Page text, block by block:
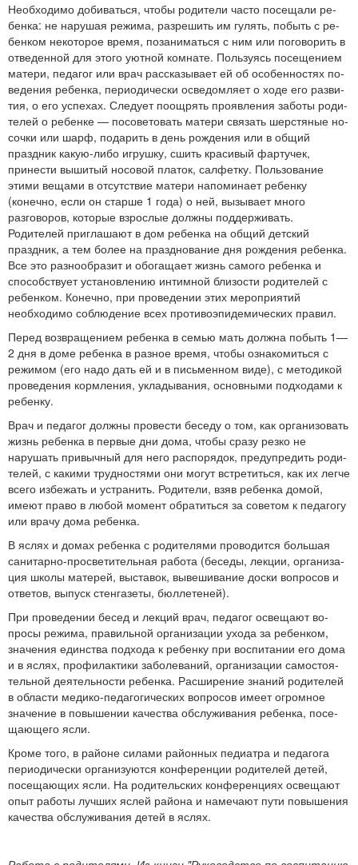
Необходимо добиваться, чтобы родители часто посещали ре­
бенка: не нарушая режима, разрешить им гулять, побыть с ре­
бенком некоторое время, позаниматься с ним или поговорить в
отведенной для этого уютной комнате. Пользуясь посещением
матери, педагог или врач рассказывает ей об особенностях по­
ведения ребенка, периодически осведомляет о ходе его разви­
тия, о его успехах. Следует поощрять проявления заботы роди­
телей о ребенке — посоветовать матери связать шерстяные но­
сочки или шарф, подарить в день рождения или в общий
праздник какую-либо игрушку, сшить красивый фартучек,
принести вышитый носовой платок, салфетку. Пользование
этими вещами в отсутствие матери напоминает ребенку
(конечно, если он старше 1 года) о ней, вызывает много
разговоров, которые взрослые должны поддерживать.
Родителей приглашают в дом ребенка на общий детский
праздник, а тем более на праздно­вание дня рождения ребенка.
Все это разнообразит и обогащает жизнь самого ребенка и
способствует установлению интимной близости родителей с
ребенком. Конечно, при проведении этих мероприятий
необходимо соблюдение всех противоэпидемиче­ских правил.
Перед возвращением ребенка в семью мать должна побыть 1—
2 дня в доме ребенка в разное время, чтобы ознакомиться с
режимом (его надо дать ей и в письменном виде), с методикой
проведения кормления, укладывания, основными подходами к
ребенку.
Врач и педагог должны провести беседу о том, как органи­зовать
жизнь ребенка в первые дни дома, чтобы сразу резко не
нарушать привычный для него распорядок, предупредить роди­
телей, с какими трудностями они могут встретиться, как их лег­че
всего избежать и устранить. Родители, взяв ребенка домой,
имеют право в любой момент обратиться за советом к педагогу
или врачу дома ребенка.
В яслях и домах ребенка с родителями проводится большая
санитарно-просветительная работа (беседы, лекции, организа­
ция школы матерей, выставок, вывешивание доски вопросов и
ответов, выпуск стенгазеты, бюллетеней).
При проведении бесед и лекций врач, педагог освещают во­
просы режима, правильной организации ухода за ребенком,
значения единства подхода к ребенку при воспитании его дома
и в яслях, профилактики заболеваний, организации самостоя­
тельной деятельности ребенка. Расширение знаний родителей
в области медико-педагогических вопросов имеет огромное
значение в повышении качества обслуживания ребенка, посе­
щающего ясли.
Кроме того, в районе силами районных педиатра и педагога
периодически организуются конференции родителей детей,
посе­щающих ясли. На родительских конференциях освещают
опыт работы лучших яслей района и намечают пути повышения
ка­чества обслуживания детей в яслях.